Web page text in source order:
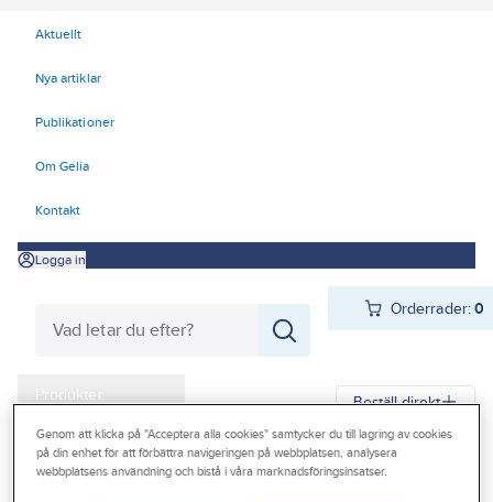
Aktuellt
Nya artiklar
Publikationer
Om Gelia
Kontakt
Logga in
Orderrader:0
Produkter
Kampanjer
Outlet
Beställ direkt
Gelia Produkter Gelia Butiksmaterial Butiksinredning
Genom att klicka på "Acceptera alla cookies" samtycker du till lagring av cookies
på din enhet för att förbättra navigeringen på webbplatsen, analysera
webbplatsens användning och bistå i våra marknadsföringsinsatser.